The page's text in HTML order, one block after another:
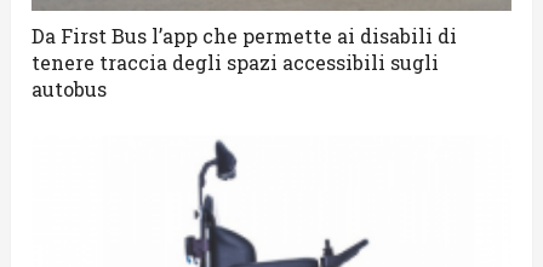
Da First Bus l’app che permette ai disabili di
tenere traccia degli spazi accessibili sugli
autobus